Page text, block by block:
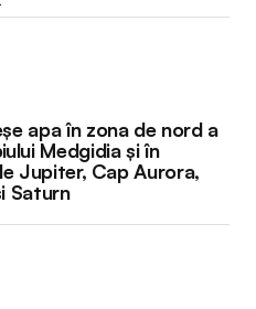
apa în zona de nord a
Medgidia și în
Jupiter, Cap Aurora,
Saturn